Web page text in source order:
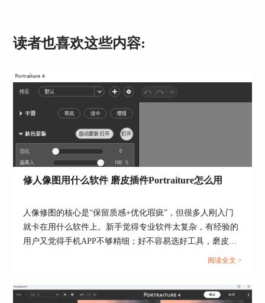
图2：阈值
3、均匀、平滑与纵向尺寸：均匀的效果是协调区
域内的磨皮效果，例如a点是一个黑色色斑，b点是
一个褐色色斑，磨皮后两者仍存在色彩差异，均匀
同时统一“好”、“中等”和“大”，等针对不同区域的
磨皮效果。
平滑调整的是磨皮功能的作用程度，当我们设置完
成磨皮参数后，可以适当调节平滑的参数，使人像
纵向尺寸的功能是让磨皮的效果根据照片的大小和
读者也喜欢这些内容:
修人像图用什么软件 磨皮插件Portraiture怎么用
人像修图的核心是“保留质感+优化瑕疵”，但很多人刚入门
就卡在用什么软件上。新手觉得专业软件太复杂，有经验的
用户又觉得手机APP不够精细；好不容易选好工具，磨皮时
又容易修成假脸”。其实选对修图软件要看需求，下面就来
的相关内容。...
阅读全文 >